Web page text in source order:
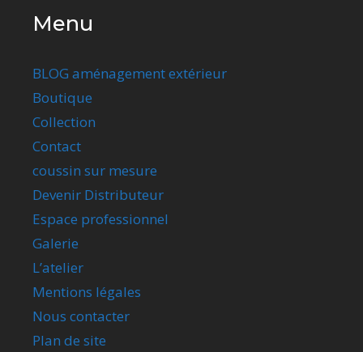
Menu
BLOG aménagement extérieur
Boutique
Collection
Contact
coussin sur mesure
Devenir Distributeur
Espace professionnel
Galerie
L’atelier
Mentions légales
Nous contacter
Plan de site